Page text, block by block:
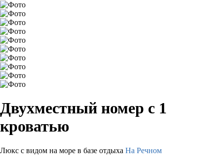
Двухместный номер с 1
кроватью
Люкс с видом на море в базе отдыха На Речном